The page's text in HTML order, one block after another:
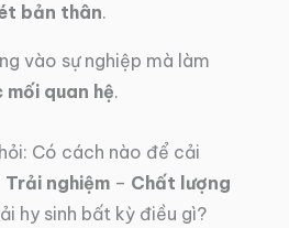
bản thân.
vào sự nghiệp mà làm
quan hệ.
Có cách nào để cải
Trải nghiệm – Chất lượng
hy sinh bất kỳ điều gì?